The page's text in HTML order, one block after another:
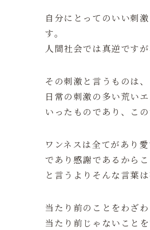
自分にとってのいい刺
す。
人間社会では真逆です
その刺激と言うものは
日常の刺激の多い荒い
いったものであり、こ
ワンネスは全てがあり
であり感謝であるから
と言うよりそんな言葉
当たり前のことをわざ
当たり前じゃないことを